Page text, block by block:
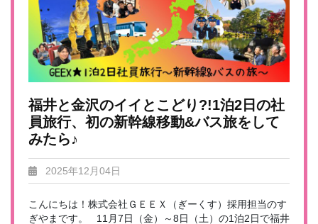
福井と金沢のイイとこどり?!1泊2日の社
員旅行、初の新幹線移動&バス旅をして
みたら♪
2025年12月04日
こんにちは！株式会社ＧＥＥＸ（ぎーくす）採用担当のす
ぎやまです。 11月7日（金）～8日（土）の1泊2日で福井